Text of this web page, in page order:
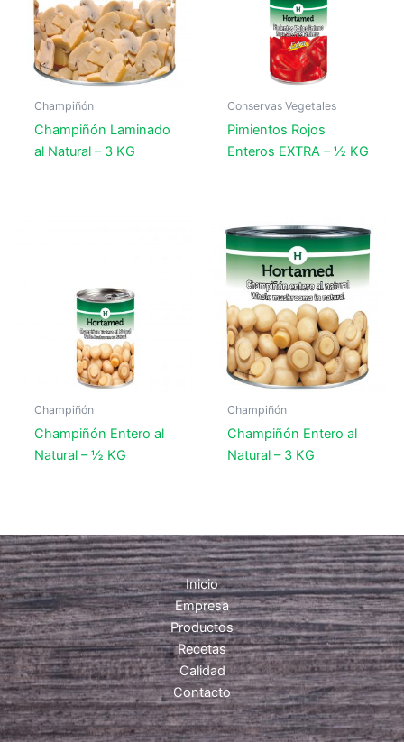
Champiñón
Champiñón Laminado
al Natural – 3 KG
Conservas Vegetales
Pimientos Rojos
Enteros EXTRA – ½ KG
Champiñón
Champiñón Entero al
Natural – ½ KG
Champiñón
Champiñón Entero al
Natural – 3 KG
Inicio
Empresa
Productos
Recetas
Calidad
Contacto